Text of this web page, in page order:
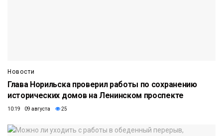
Новости
Глава Норильска проверил работы по сохранению
исторических домов на Ленинском проспекте
10:19 09 августа 25